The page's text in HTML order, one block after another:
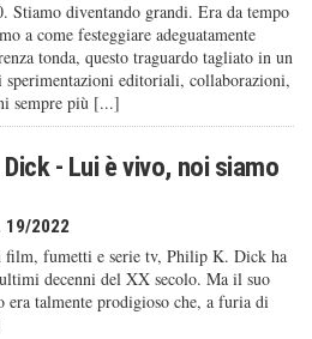
Stiamo diventando grandi. Era da tempo
a come festeggiare adeguatamente
tonda, questo traguardo tagliato in un
sperimentazioni editoriali, collaborazioni,
sempre più [...]
Dick - Lui è vivo, noi siamo
2022
film, fumetti e serie tv, Philip K. Dick ha
decenni del XX secolo. Ma il suo
era talmente prodigioso che, a furia di